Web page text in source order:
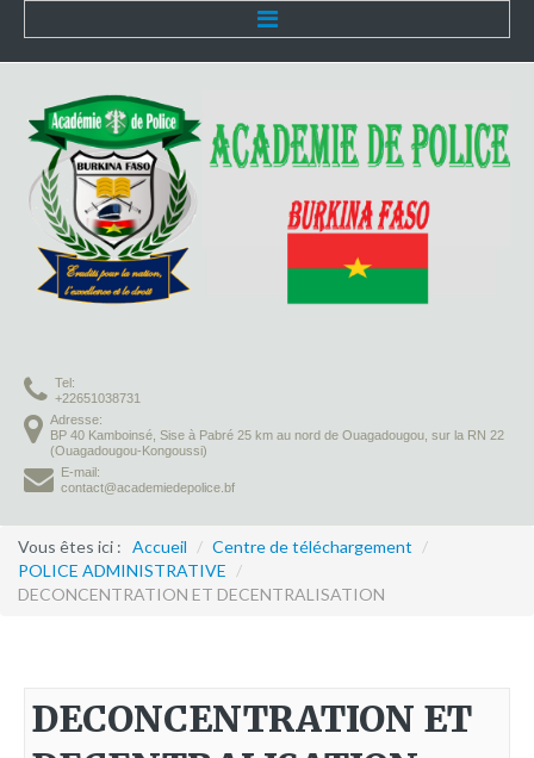
Accueil
L'Académie
Présentation
Organisation
Infrastructures
Vie à l'Académie
Missions
Formation continue
Partenariats
bulletins électroniques d'information
Tel:
+22651038731
Adresse:
BP 40 Kamboinsé, Sise à Pabré 25 km au nord de Ouagadougou, sur la RN 22
(Ouagadougou-Kongoussi)
E-mail:
contact@academiedepolice.bf
Vous êtes ici : Accueil / Centre de téléchargement /
POLICE ADMINISTRATIVE /
DECONCENTRATION ET DECENTRALISATION
DECONCENTRATION ET